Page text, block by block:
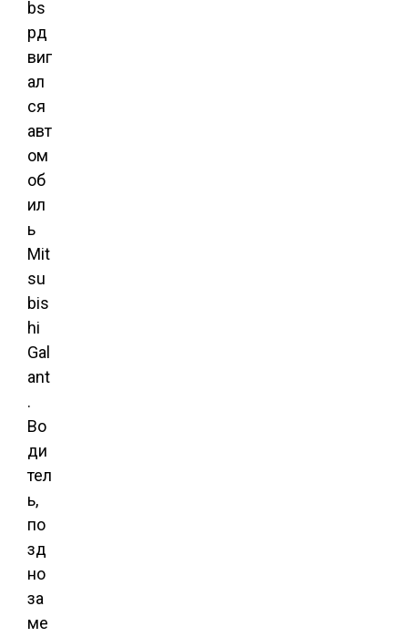
bs
pд
виг
ал
ся
авт
ом
об
ил
ь
Mit
su
bis
hi
Gal
ant
.
Во
ди
тел
ь,
по
зд
но
за
ме